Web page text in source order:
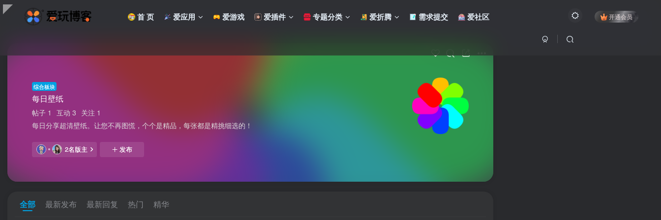
首 页 爱应用 爱游戏 爱插件 专题分类 爱折腾 需求提交 爱社区 开通会员
综合板块
每日壁纸
帖子 1 互动 3 关注 1
每日分享超清壁纸。让您不再图慌，个个是精品，每张都是精挑细选的！
2名版主 发布
全部 最新发布 最新回复 热门 精华